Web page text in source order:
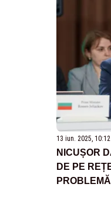
13 iun. 2025, 10:12
NICUȘOR
DE PE